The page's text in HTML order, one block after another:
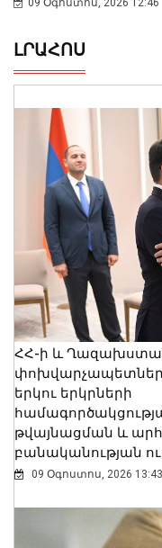
ԼՐԱՀՈՍ
ՀՀ-ի և
երկու երկրների
թվայնացման և
բանականության
09 Օգոստոս, 2026 13:43